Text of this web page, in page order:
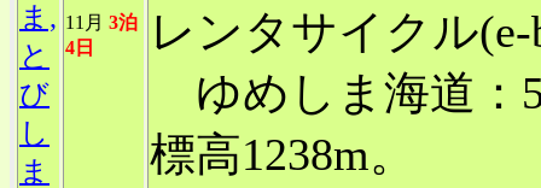
ま,
と
び
し
ま
11月 3泊
4日
レンタサイクル(e-
ゆめしま海道：
標高1238m。